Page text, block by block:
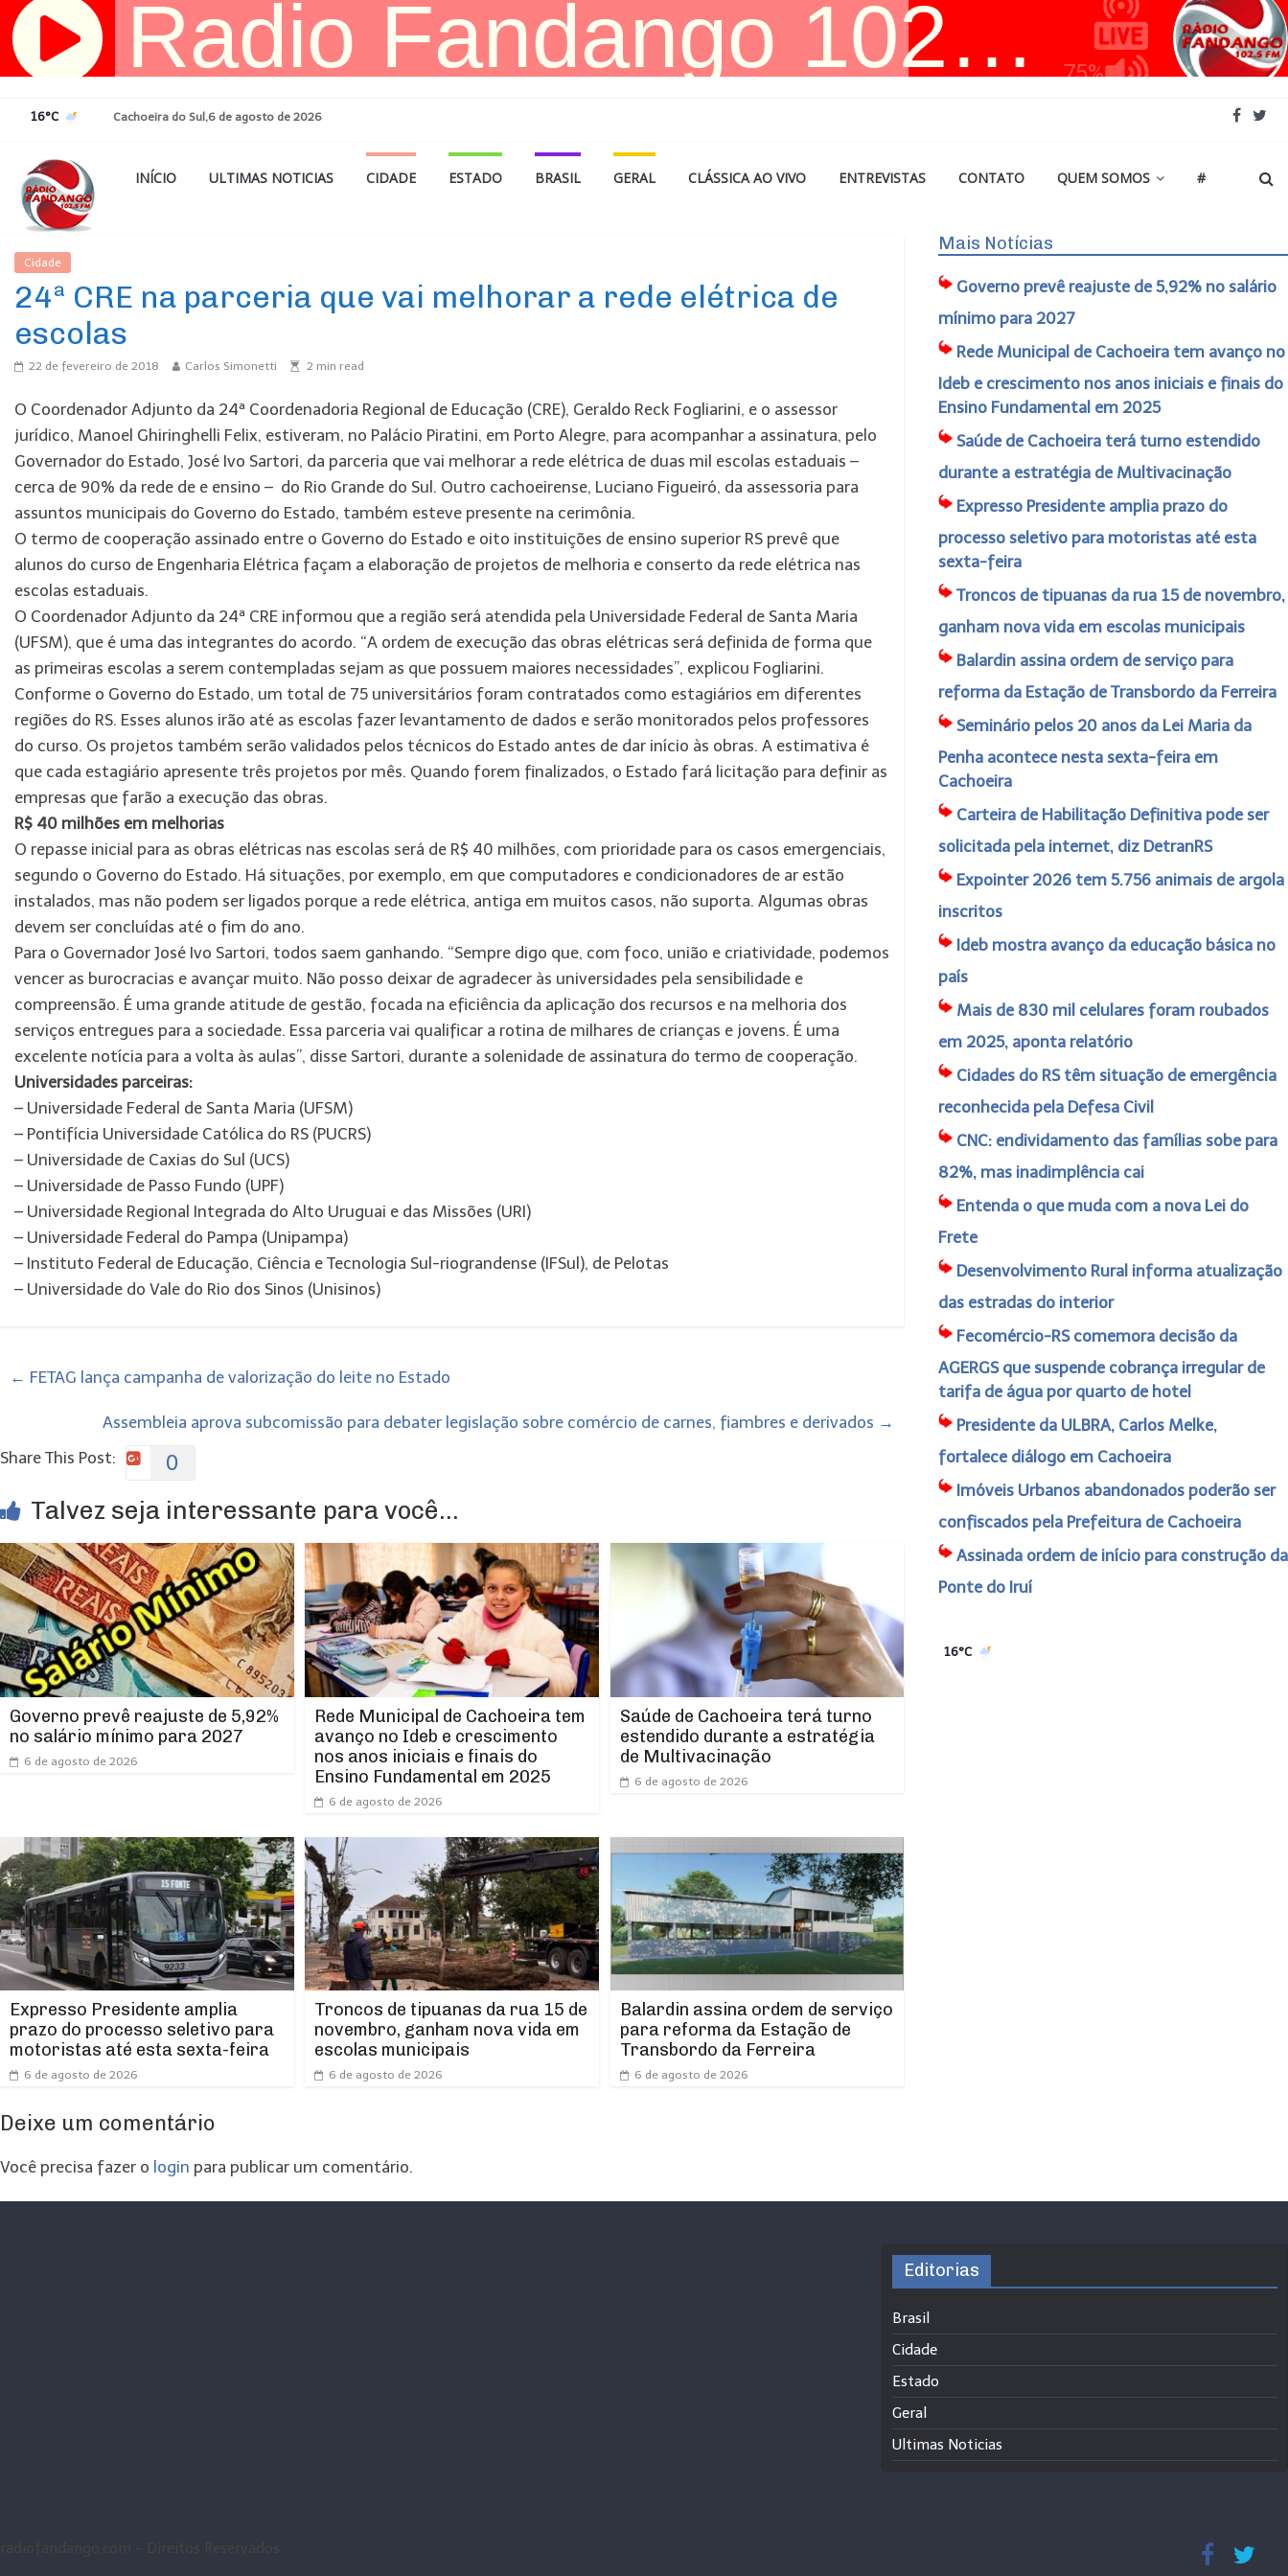
Pular
para
16°C Cachoeira do Sul,6 de agosto de 2026
INÍCIO ULTIMAS NOTICIAS CIDADE ESTADO BRASIL GERAL CLÁSSICA AO VIVO ENTREVISTAS CONTATO QUEM SOMOS #
Cidade
24ª CRE na parceria que vai melhorar a rede elétrica de
escolas
22 de fevereiro de 2018 Carlos Simonetti 2 min read
O Coordenador Adjunto da 24ª Coordenadoria Regional de Educação (CRE), Geraldo Reck Fogliarini, e o assessor
jurídico, Manoel Ghiringhelli Felix, estiveram, no Palácio Piratini, em Porto Alegre, para acompanhar a assinatura, pelo
Governador do Estado, José Ivo Sartori, da parceria que vai melhorar a rede elétrica de duas mil escolas estaduais –
cerca de 90% da rede de e ensino – do Rio Grande do Sul. Outro cachoeirense, Luciano Figueiró, da assessoria para
assuntos municipais do Governo do Estado, também esteve presente na cerimônia.
O termo de cooperação assinado entre o Governo do Estado e oito instituições de ensino superior RS prevê que
alunos do curso de Engenharia Elétrica façam a elaboração de projetos de melhoria e conserto da rede elétrica nas
escolas estaduais.
O Coordenador Adjunto da 24ª CRE informou que a região será atendida pela Universidade Federal de Santa Maria
(UFSM), que é uma das integrantes do acordo. “A ordem de execução das obras elétricas será definida de forma que
as primeiras escolas a serem contempladas sejam as que possuem maiores necessidades”, explicou Fogliarini.
Conforme o Governo do Estado, um total de 75 universitários foram contratados como estagiários em diferentes
regiões do RS. Esses alunos irão até as escolas fazer levantamento de dados e serão monitorados pelos professores
do curso. Os projetos também serão validados pelos técnicos do Estado antes de dar início às obras. A estimativa é
que cada estagiário apresente três projetos por mês. Quando forem finalizados, o Estado fará licitação para definir as
empresas que farão a execução das obras.
R$ 40 milhões em melhorias
O repasse inicial para as obras elétricas nas escolas será de R$ 40 milhões, com prioridade para os casos emergenciais,
segundo o Governo do Estado. Há situações, por exemplo, em que computadores e condicionadores de ar estão
instalados, mas não podem ser ligados porque a rede elétrica, antiga em muitos casos, não suporta. Algumas obras
devem ser concluídas até o fim do ano.
Para o Governador José Ivo Sartori, todos saem ganhando. “Sempre digo que, com foco, união e criatividade, podemos
vencer as burocracias e avançar muito. Não posso deixar de agradecer às universidades pela sensibilidade e
compreensão. É uma grande atitude de gestão, focada na eficiência da aplicação dos recursos e na melhoria dos
serviços entregues para a sociedade. Essa parceria vai qualificar a rotina de milhares de crianças e jovens. É uma
excelente notícia para a volta às aulas”, disse Sartori, durante a solenidade de assinatura do termo de cooperação.
Universidades parceiras:
– Universidade Federal de Santa Maria (UFSM)
– Pontifícia Universidade Católica do RS (PUCRS)
– Universidade de Caxias do Sul (UCS)
– Universidade de Passo Fundo (UPF)
– Universidade Regional Integrada do Alto Uruguai e das Missões (URI)
– Universidade Federal do Pampa (Unipampa)
– Instituto Federal de Educação, Ciência e Tecnologia Sul-riograndense (IFSul), de Pelotas
– Universidade do Vale do Rio dos Sinos (Unisinos)
← FETAG lança campanha de valorização do leite no Estado
Assembleia aprova subcomissão para debater legislação sobre comércio de carnes, fiambres e derivados →
Share This Post:
0
Talvez seja interessante para você...
Governo prevê reajuste de 5,92%
no salário mínimo para 2027
6 de agosto de 2026
Rede Municipal de Cachoeira tem
avanço no Ideb e crescimento
nos anos iniciais e finais do
Ensino Fundamental em 2025
6 de agosto de 2026
Saúde de Cachoeira terá turno
estendido durante a estratégia
de Multivacinação
6 de agosto de 2026
Expresso Presidente amplia
prazo do processo seletivo para
motoristas até esta sexta-feira
6 de agosto de 2026
Troncos de tipuanas da rua 15 de
novembro, ganham nova vida em
escolas municipais
6 de agosto de 2026
Balardin assina ordem de serviço
para reforma da Estação de
Transbordo da Ferreira
6 de agosto de 2026
Deixe um comentário
Você precisa fazer o login para publicar um comentário.
Mais Notícias
Governo prevê reajuste de 5,92% no salário
mínimo para 2027
Rede Municipal de Cachoeira tem avanço no
Ideb e crescimento nos anos iniciais e finais do
Ensino Fundamental em 2025
Saúde de Cachoeira terá turno estendido
durante a estratégia de Multivacinação
Expresso Presidente amplia prazo do
processo seletivo para motoristas até esta
sexta-feira
Troncos de tipuanas da rua 15 de novembro,
ganham nova vida em escolas municipais
Balardin assina ordem de serviço para
reforma da Estação de Transbordo da Ferreira
Seminário pelos 20 anos da Lei Maria da
Penha acontece nesta sexta-feira em
Cachoeira
Carteira de Habilitação Definitiva pode ser
solicitada pela internet, diz DetranRS
Expointer 2026 tem 5.756 animais de argola
inscritos
Ideb mostra avanço da educação básica no
país
Mais de 830 mil celulares foram roubados
em 2025, aponta relatório
Cidades do RS têm situação de emergência
reconhecida pela Defesa Civil
CNC: endividamento das famílias sobe para
82%, mas inadimplência cai
Entenda o que muda com a nova Lei do
Frete
Desenvolvimento Rural informa atualização
das estradas do interior
Fecomércio-RS comemora decisão da
AGERGS que suspende cobrança irregular de
tarifa de água por quarto de hotel
Presidente da ULBRA, Carlos Melke,
fortalece diálogo em Cachoeira
Imóveis Urbanos abandonados poderão ser
confiscados pela Prefeitura de Cachoeira
Assinada ordem de início para construção da
Ponte do Iruí
16°C
Editorias
Brasil
Cidade
Estado
Geral
Ultimas Noticias